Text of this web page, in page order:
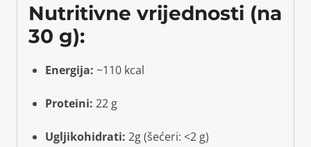
Nutritivne vrijednosti (na
30 g):
Energija: ~110 kcal
Proteini: 22 g
Ugljikohidrati: 2g (šećeri: <2 g)